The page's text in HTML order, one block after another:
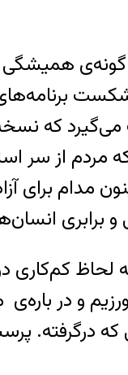
گونه‌ی
می‌گیرد
مردم از
مدام برای
برابری
کم‌کاری
و در
که